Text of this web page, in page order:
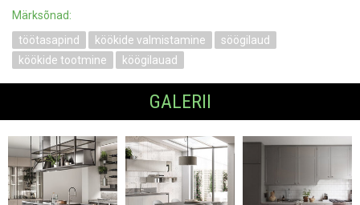
Märksõnad:
töötasapind
köökide valmistamine
söögilaud
köökide tootmine
köögilauad
GALERII